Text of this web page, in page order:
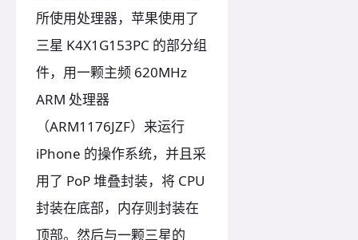
所使用处理器，苹果使用了
三星 K4X1G153PC 的部分组
件，用一颗主频 620MHz
ARM 处理器
（ARM1176JZF）来运行
iPhone 的操作系统，并且采
用了 PoP 堆叠封装，将 CPU
封装在底部，内存则封装在
顶部。然后与一颗三星的